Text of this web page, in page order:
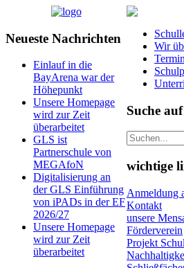
Neueste Nachrichten
Einlauf in die
BayArena war der
Höhepunkt
Unsere Homepage
wird zur Zeit
überarbeitet
GLS ist
Partnerschule von
MEGAfoN
Digitalisierung an
der GLS Einführung
von iPADs in der EF
2026/27
Unsere Homepage
wird zur Zeit
überarbeitet
Wir
Suche
wichtige
Anmeldung
Kontakt
unsere
Förderverein
Projekt